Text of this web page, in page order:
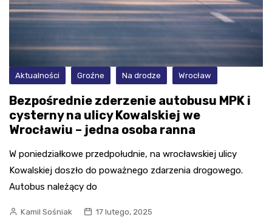
Aktualności Groźne Na drodze Wrocław
Bezpośrednie zderzenie autobusu MPK i
cysterny na ulicy Kowalskiej we
Wrocławiu – jedna osoba ranna
W poniedziałkowe przedpołudnie, na wrocławskiej ulicy
Kowalskiej doszło do poważnego zdarzenia drogowego.
Autobus należący do
Kamil Sośniak 17 lutego, 2025